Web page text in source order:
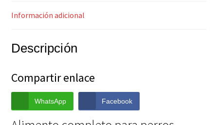
Información adicional
Descripción
Compartir enlace
WhatsApp Facebook